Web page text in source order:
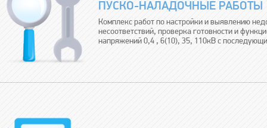
ПУСКО-НАЛАДОЧНЫЕ РАБОТЫ
Комплекс работ по настройки и выявлению
несоответствий, проверка готовности и
напряжений 0,4 , 6(10), 35, 110кВ с